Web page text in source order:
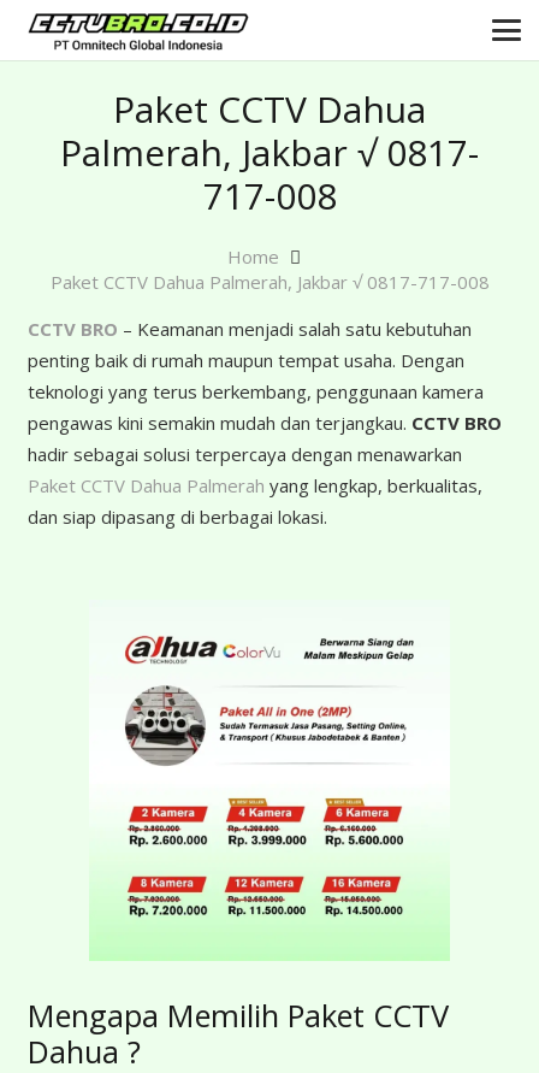
Paket CCTV Dahua
Palmerah, Jakbar √ 0817-
717-008
Home
Paket CCTV Dahua Palmerah, Jakbar √ 0817-717-008
CCTV BRO – Keamanan menjadi salah satu kebutuhan
penting baik di rumah maupun tempat usaha. Dengan
teknologi yang terus berkembang, penggunaan kamera
pengawas kini semakin mudah dan terjangkau. CCTV BRO
hadir sebagai solusi terpercaya dengan menawarkan
Paket CCTV Dahua Palmerah yang lengkap, berkualitas,
dan siap dipasang di berbagai lokasi.
Mengapa Memilih Paket CCTV
Dahua ?